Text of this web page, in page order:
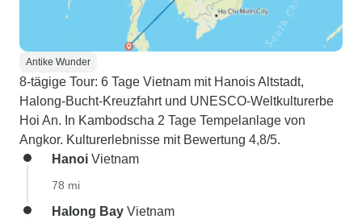
Antike Wunder
8-tägige Tour: 6 Tage Vietnam mit Hanois Altstadt,
Halong-Bucht-Kreuzfahrt und UNESCO-Weltkulturerbe
Hoi An. In Kambodscha 2 Tage Tempelanlage von
Angkor. Kulturerlebnisse mit Bewertung 4,8/5.
Hanoi Vietnam
78 mi
Halong Bay Vietnam